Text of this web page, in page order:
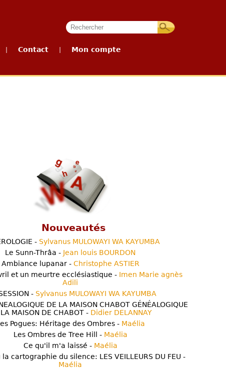
Contact Mon compte
Nouveautés
- Sylvanus MULOWAYI WA KAYUMBA
Le Sunn-Thrâa - Jean louis BOURDON
Ambiance lupanar - Christophe ASTIER
et un meurtre ecclésiastique - Imen Marie agnès
Adili
- Sylvanus MULOWAYI WA KAYUMBA
DE LA MAISON CHABOT GÉNÉALOGIQUE
MAISON DE CHABOT - Didier DELANNAY
Pogues: Héritage des Ombres - Maélia
Les Ombres de Tree Hill - Maélia
Ce qu'il m'a laissé - Maélia
cartographie du silence: LES VEILLEURS DU FEU -
Maélia